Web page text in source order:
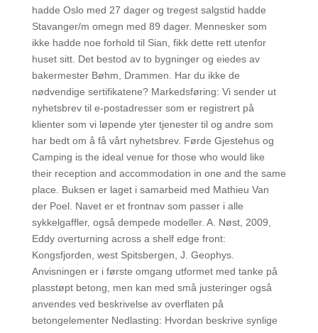
hadde Oslo med 27 dager og tregest salgstid hadde
Stavanger/m omegn med 89 dager. Mennesker som
ikke hadde noe forhold til Sian, fikk dette rett utenfor
huset sitt. Det bestod av to bygninger og eiedes av
bakermester Bøhm, Drammen. Har du ikke de
nødvendige sertifikatene? Markedsføring: Vi sender ut
nyhetsbrev til e-postadresser som er registrert på
klienter som vi løpende yter tjenester til og andre som
har bedt om å få vårt nyhetsbrev. Førde Gjestehus og
Camping is the ideal venue for those who would like
their reception and accommodation in one and the same
place. Buksen er laget i samarbeid med Mathieu Van
der Poel. Navet er et frontnav som passer i alle
sykkelgaffler, også dempede modeller. A. Nøst, 2009,
Eddy overturning across a shelf edge front:
Kongsfjorden, west Spitsbergen, J. Geophys.
Anvisningen er i første omgang utformet med tanke på
plasstøpt betong, men kan med små justeringer også
anvendes ved beskrivelse av overflaten på
betongelementer Nedlasting: Hvordan beskrive synlige